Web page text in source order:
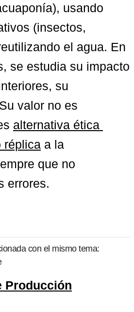
usando
(insectos,
el agua. En
se estudia su impacto
su
valor no es
alternativa ética
réplica a la
que no
errores.
con el mismo tema:
Producción